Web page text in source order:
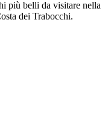
più belli da visitare nella
dei Trabocchi.